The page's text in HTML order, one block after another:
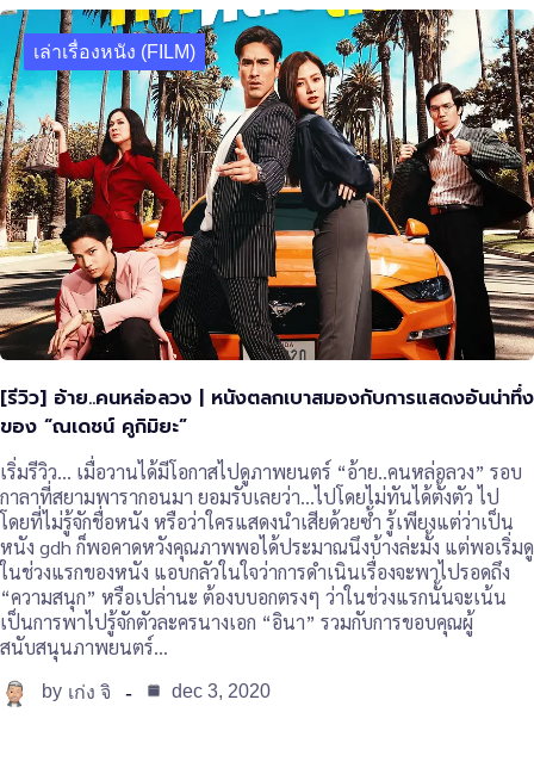
เล่าเรื่องหนัง (FILM)
[รีวิว] อ้าย..คนหล่อลวง | หนังตลกเบาสมองกับการแสดงอันน่าทึ่ง
ของ “ณเดชน์ คูกิมิยะ”
เริ่มรีวิว… เมื่อวานได้มีโอกาสไปดูภาพยนตร์ “อ้าย..คนหล่อลวง” รอบ
กาลาที่สยามพารากอนมา ยอมรับเลยว่า…ไปโดยไม่ทันได้ตั้งตัว ไป
โดยที่ไม่รู้จักชื่อหนัง หรือว่าใครแสดงนำเสียด้วยซ้ำ รู้เพียงแต่ว่าเป็น
หนัง gdh ก็พอคาดหวังคุณภาพพอได้ประมาณนึงบ้างล่ะมั้ง แต่พอเริ่มดู
ในช่วงแรกของหนัง แอบกลัวในใจว่าการดำเนินเรื่องจะพาไปรอดถึง
“ความสนุก” หรือเปล่านะ ต้องบบอกตรงๆ ว่าในช่วงแรกนั้นจะเน้น
เป็นการพาไปรู้จักตัวละครนางเอก “อินา” รวมกับการขอบคุณผู้
สนับสนุนภาพยนตร์…
by เก่ง จิ dec 3, 2020